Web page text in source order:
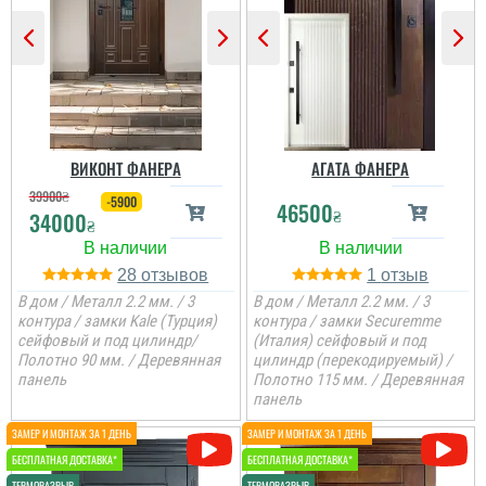
встановили швидко....
Непоганий варінт, дуже
сподобався в своїй ціні і
є в наявності, та хороша
ціна, мені потрібно були
закрить два проєми і
мене все влаштувало....
читати всі відгуки
ВИКОНТ ФАНЕРА
39900₴
34000₴
-5900
28
В дом / Металл 2.2 мм. / 3
контура / замки Kale (Турция)
сейфовый и под цилиндр/
Полотно 90 мм. / Деревянная
панель
АГАТА ФАНЕРА
46500₴
1
В дом / Металл 2.2 мм. / 3
контура / замки Securemme
(Италия) сейфовый и под
цилиндр (перекодируемый) /
Полотно 115 мм. / Деревянная
панель